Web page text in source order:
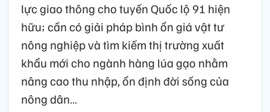
lực giao thông cho tuyến Quốc lộ 91 hiện
hữu; cần có giải pháp bình ổn giá vật tư
nông nghiệp và tìm kiếm thị trường xuất
khẩu mới cho ngành hàng lúa gạo nhằm
nâng cao thu nhập, ổn định đời sống của
nông dân…